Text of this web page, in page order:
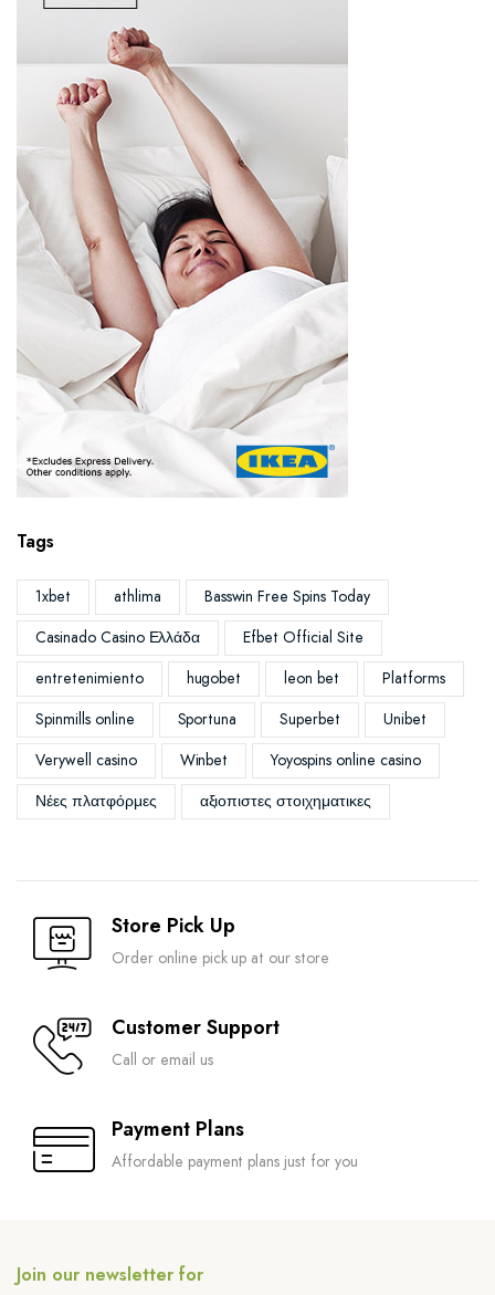
Tags
1xbet athlima
Basswin Free Spins Today
Casinado Casino Ελλάδα
Efbet Official Site
entretenimiento
hugobet leon bet
Platforms
Spinmills online
Sportuna Superbet
Unibet
Verywell casino
Winbet
Yoyospins online casino
Νέες πλατφόρμες
αξιοπιστες στοιχηματικες
Store Pick Up
Order online pick up at our store
Customer Support
Call or email us
Payment Plans
Affordable payment plans just for you
Join our newsletter for